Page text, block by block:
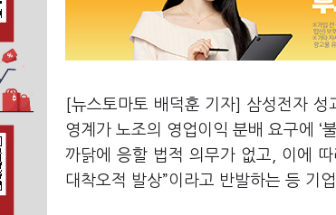
[뉴스토마토 배덕훈 기자] 삼성전자 성
영계가 노조의 영업이익 분배 요구에 ‘
까닭에 응할 법적 의무가 없고
이에
대착오적 발상”이라고 반발하는 등 기